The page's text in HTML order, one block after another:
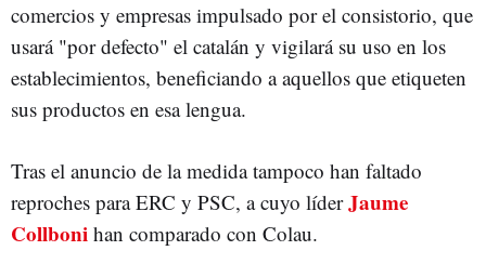
comercios y empresas impulsado por el consistorio, que
usará "por defecto" el catalán y vigilará su uso en los
establecimientos, beneficiando a aquellos que etiqueten
sus productos en esa lengua.
Tras el anuncio de la medida tampoco han faltado
reproches para ERC y PSC, a cuyo líderJaume
Collboni han comparado con Colau.